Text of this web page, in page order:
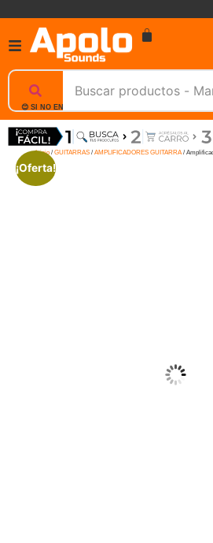
😊 SI NO ENCUENTRAS UN PRODUCTO, NOSOTROS
Inicio / GUITARRAS / AMPLIFICADORES GUITARRA/
¡Oferta!